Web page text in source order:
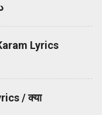
Lyrics
/ क्या